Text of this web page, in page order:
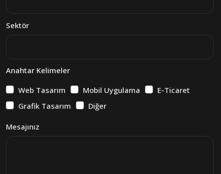
Sektör
Anahtar Kelimeler
Web Tasarım
Mobil Uygulama
E-Ticaret
Grafik Tasarım
Diğer
Mesajınız